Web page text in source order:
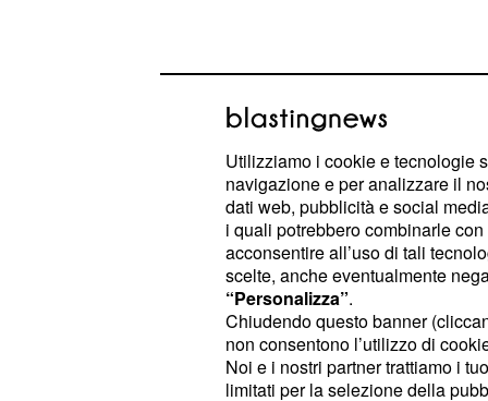
Dando un'occhiata alle
blog "Isa&Chia" in questi minuti, ci
Utilizziamo i cookie e tecnologie
navigazione e per analizzare il
dati web, pubblicità e social
i quali potrebbero combinarle
acconsentire all’uso di tali
scelte, anche eventualmente
“Personalizza”.
Chiudendo questo banner
non consentono l’utilizzo di
Noi e i nostri partner trattiamo i
limitati per la selezione della